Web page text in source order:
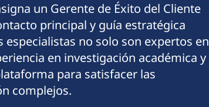
un Gerente de Éxito del Cliente
principal y guía estratégica
no solo son expertos en
en investigación académica y
para satisfacer las
complejos.